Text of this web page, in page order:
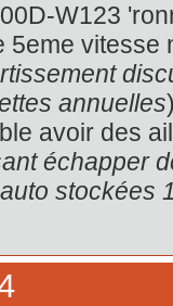
W123
5eme vitesse
annuelles
avoir des
échapper
stockées